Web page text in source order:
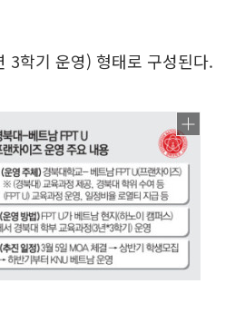
3학기 운영) 형태로 구성된다.